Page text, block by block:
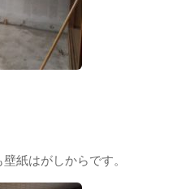
紙はがしからです。